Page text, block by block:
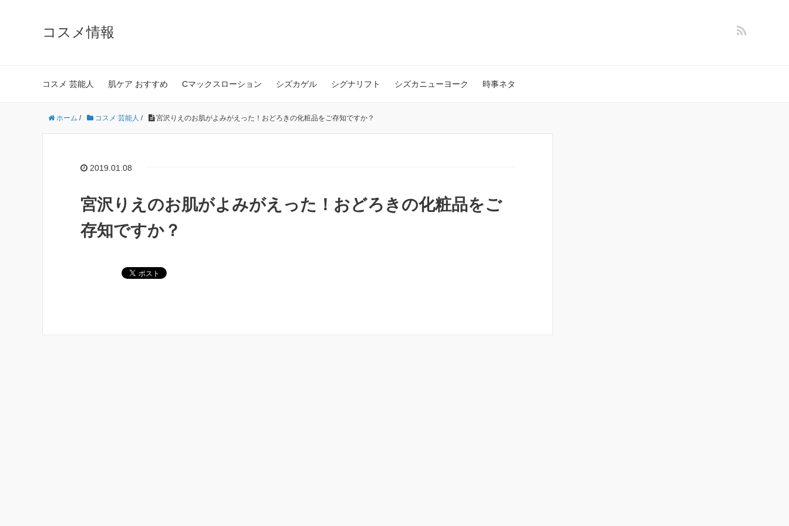
コスメ情報
コスメ 芸能人 肌ケア おすすめ Cマックスローション シズカゲル シグナリフト シズカニューヨーク 時事ネタ
ホーム / コスメ 芸能人 / 宮沢りえのお肌がよみがえった！おどろきの化粧品をご存知ですか？
2019.01.08
宮沢りえのお肌がよみがえった！おどろきの化粧品をご
存知ですか？